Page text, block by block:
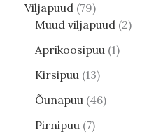
Viljapuud 79
Muud viljapuud 2
Aprikoosipuu 1
Kirsipuu 13
Õunapuu 46
Pirnipuu 7